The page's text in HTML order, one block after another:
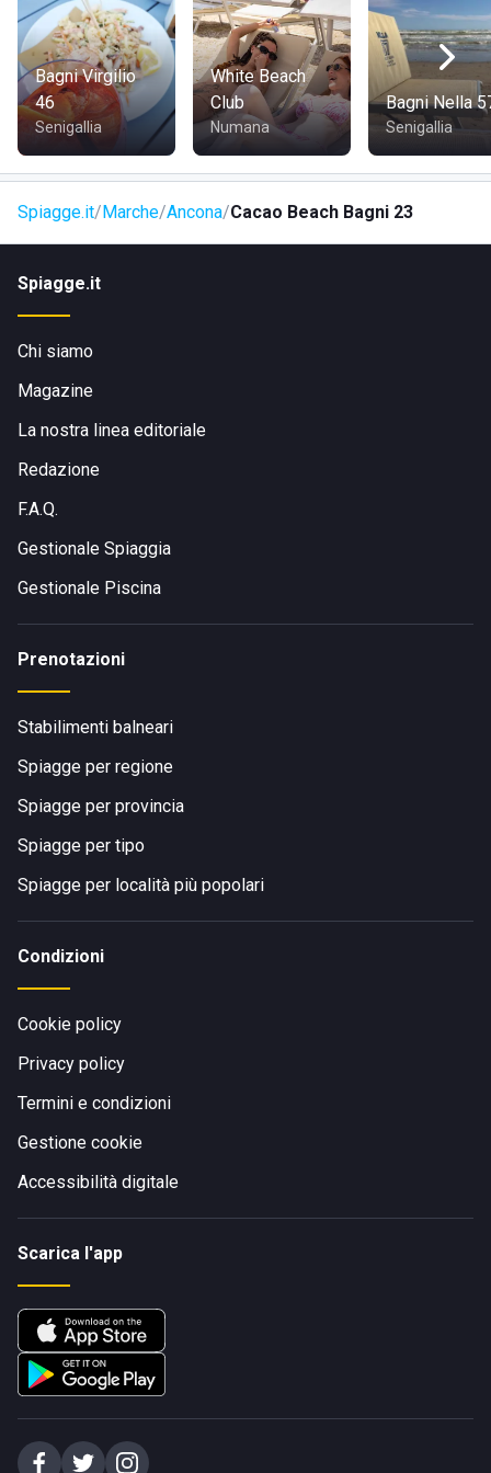
Bagni Virgilio
46
Senigallia
White Beach
Club
Numana
Bagni Nella
Senigallia
Spiagge.it Marche Ancona Cacao Beach Bagni 23
Spiagge.it
Chi siamo
Magazine
La nostra linea editoriale
Redazione
F.A.Q.
Gestionale Spiaggia
Gestionale Piscina
Prenotazioni
Stabilimenti balneari
Spiagge per regione
Spiagge per provincia
Spiagge per tipo
Spiagge per località più popolari
Condizioni
Cookie policy
Privacy policy
Termini e condizioni
Gestione cookie
Accessibilità digitale
Scarica l'app